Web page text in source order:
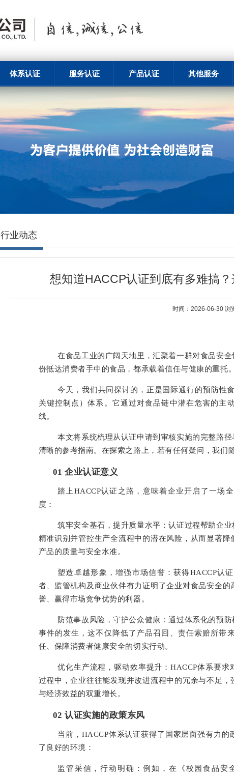
体系认证 服务认证 产品认证 其他服务
行业动态
想知道HACCP认证到底有多难搞
时间：2026-06-30 浏
在食品工业的广阔天地里，汇聚着一群对食品安
份抵达消费者手中的食品，都承载着信任与健康的重托。
今天，我们共同探讨的，正是国际通行的预防
关键控制点）体系。它通过对食品链中潜在危害的主
线。
本文将系统梳理从认证申请到审核实施的完整路
清晰的参考指南。在探索之路上，若有任何疑问，我们
01企业认证意义
踏上HACCP认证之路，意味着企业开启了一场
度：
筑牢安全基石，提升质量水平：认证过程帮助企
精准识别并管控生产全流程中的潜在风险，从而显著
产品的质量与安全水准。
塑造卓越形象，增强市场信誉：获得HACCP认
者、监管机构及商业伙伴有力证明了企业对食品安全
誉、赢得市场竞争优势的利器。
防范事故风险，守护公众健康：通过体系化的预
事件的发生，这不仅降低了产品召回、责任索赔所带
任、保障消费者健康安全的切实行动。
优化生产流程，驱动效率提升：HACCP体系要
过程中，企业往往能发现并改进流程中的冗余与不足
与经济效益的双重增长。
02认证实施的政策东风
当前，HACCP体系认证获得了国家层面强有力
了良好的环境：
监管采信，行动明确：例如，在《校园食品安